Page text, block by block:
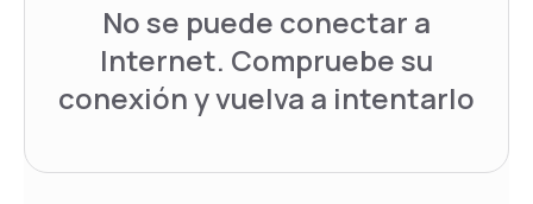
No se puede conectar a
Internet. Compruebe su
conexión y vuelva a intentarlo